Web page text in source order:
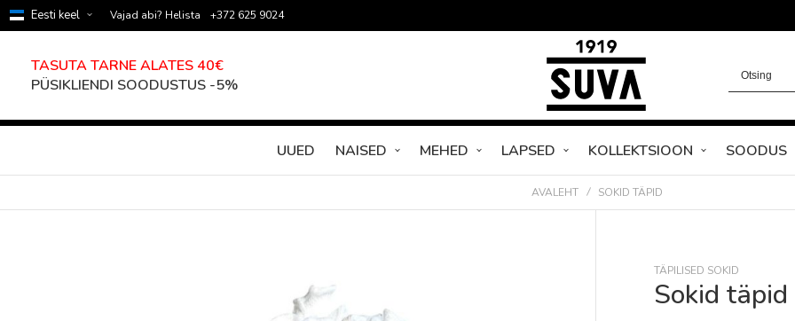
Eesti keel Vajad abi? Helista +372 625 9024
TASUTA TARNE ALATES 40€
PÜSIKLIENDI SOODUSTUS -5%
UUED NAISED MEHED LAPSED KOLLEKTSIOON SOODUS
AVALEHT SOKID TÄPID
TÄPILISED SOKID
Sokid täpid